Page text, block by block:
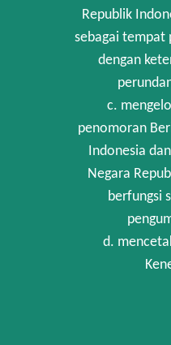
Republik
sebagai tempat
dengan
c.
penomoran
Indonesia
Negara
berfungsi
d.